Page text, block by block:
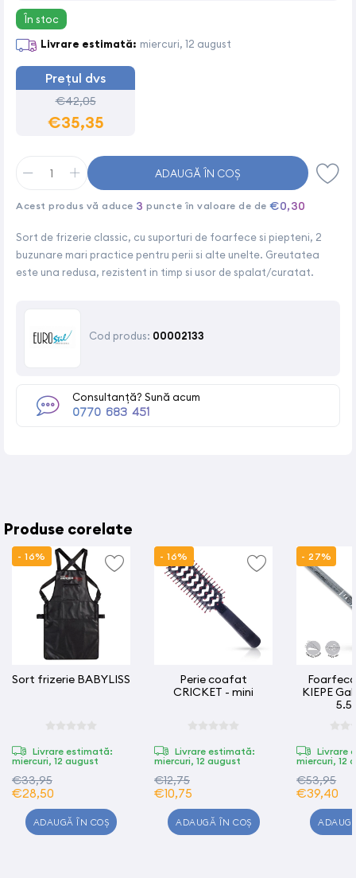
Sort de frizerie classic, cu suporturi de foarfece si piepteni, 2
buzunare mari practice pentru perii si alte unelte. Greutatea
este una redusa, rezistent in timp si usor de spalat/curatat.
Cod produs: 00002133
Consultanță? Sună acum
0770 683 451
În stoc
Livrare estimată: miercuri, 12 august
Prețul dvs
€42,05
€35,35
ADAUGĂ ÎN COȘ
Acest produs vă aduce 3 puncte în valoare de de €0,30
Produse corelate
- 16%
Sort frizerie BABYLISS
Livrare estimată:
miercuri, 12 august
€33,95
€28,50
ADAUGĂ ÎN COȘ
- 16%
Perie coafat
CRICKET - mini
Livrare estimată:
miercuri, 12 august
€12,75
€10,75
ADAUGĂ ÎN COȘ
- 27%
KIEPE Galaxis / 241 -
5.5
Livrare
miercuri, 12
€53,95
€39,40